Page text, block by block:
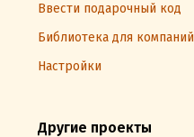
Ввести подарочный код
Библиотека для компаний
Настройки
Другие проекты